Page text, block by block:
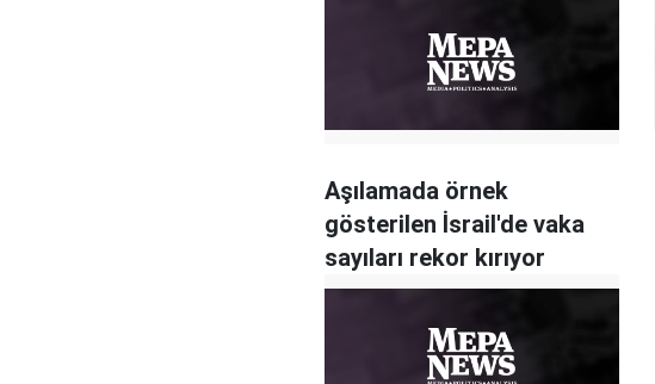
Aşılamada örnek
gösterilen İsrail'de vaka
sayıları rekor kırıyor